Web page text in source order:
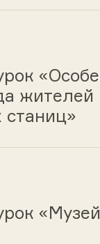
жителей
станиц»